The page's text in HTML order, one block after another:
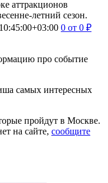
аттракционов
летний сезон.
0 от 0 ₽
про событие
самых интересных
пройдут в Москве.
на сайте, сообщите